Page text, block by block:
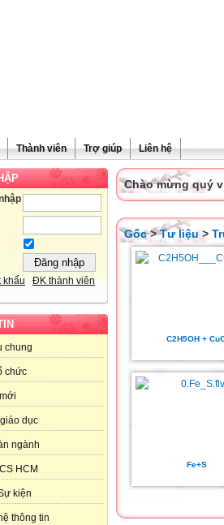
Thành viên Trợ giúp Liên hệ
khẩu ĐK thành viên
chung
chức
dục
ngành
HCM
kiện
thông tin
Chào mừng quý
Gốc>Tư liệu>
C2H5OH +
Fe+S